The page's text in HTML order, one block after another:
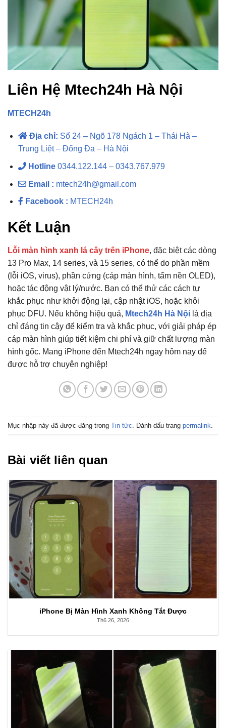
Liên Hệ Mtech24h Hà Nội
MTECH24h
Địa chỉ: Số 24 – Ngõ 178 Ngách 1 – Thái Hà –
Trung Liệt – Đống Đa – Hà Nội
Hotline0344.122.144 – 0343.767.979
Email : mtech24h@gmail.com
Facebook : MTECH24h
Kết Luận
Lỗi màn hình xanh lá cây trên iPhone, đặc biệt các dòng
13 Pro Max, 14 series, và 15 series, có thể do phần mềm
(lỗi iOS, virus), phần cứng (cáp màn hình, tấm nền OLED),
hoặc tác động vật lý/nước. Bạn có thể thử các cách tự
khắc phục như khởi động lại, cập nhật iOS, hoặc khôi
phục DFU. Nếu không hiệu quả, Mtech24h Hà Nội là địa
chỉ đáng tin cậy để kiểm tra và khắc phục, với giải pháp ép
cáp màn hình giúp tiết kiệm chi phí và giữ chất lượng màn
hình gốc. Mang iPhone đến Mtech24h ngay hôm nay để
được hỗ trợ chuyên nghiệp!
Mục nhập này đã được đăng trong Tin tức . Đánh dấu trang permalink
Bài viết liên quan
iPhone Bị Màn Hình Xanh Không Tắt Được
Th6 26, 2026